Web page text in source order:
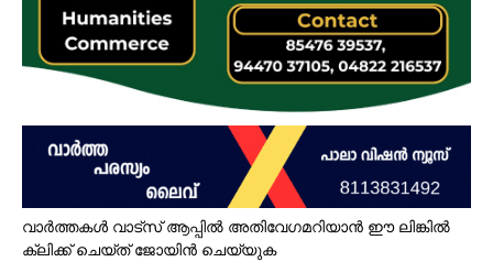
വാർത്തകൾ വാട്സ് ആപ്പിൽ അതിവേഗമറിയാൻ ഈ ലിങ്കിൽ
ക്ലിക്ക് ചെയ്ത് ജോയിൻ ചെയ്യുക